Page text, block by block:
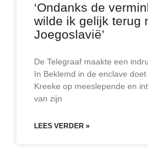
‘Ondanks de
wilde ik gelijk terug
Joegoslavië’
De Telegraaf maakte een
In Beklemd in de enclave
Kreeke op meeslepende en
van zijn
LEES VERDER »